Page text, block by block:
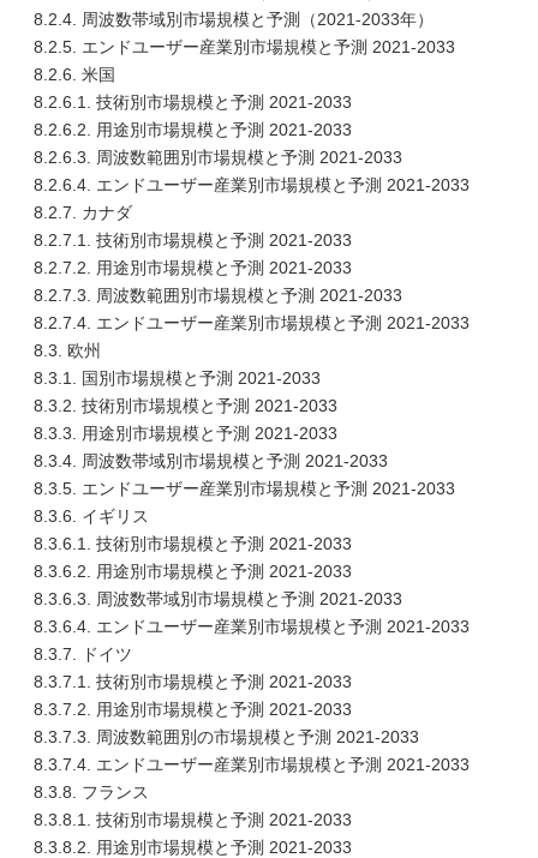
8.2.4. 周波数帯域別市場規模と予測（2021-2033年）
8.2.5. エンドユーザー産業別市場規模と予測 2021-2033
8.2.6. 米国
8.2.6.1. 技術別市場規模と予測 2021-2033
8.2.6.2. 用途別市場規模と予測 2021-2033
8.2.6.3. 周波数範囲別市場規模と予測 2021-2033
8.2.6.4. エンドユーザー産業別市場規模と予測 2021-2033
8.2.7. カナダ
8.2.7.1. 技術別市場規模と予測 2021-2033
8.2.7.2. 用途別市場規模と予測 2021-2033
8.2.7.3. 周波数範囲別市場規模と予測 2021-2033
8.2.7.4. エンドユーザー産業別市場規模と予測 2021-2033
8.3. 欧州
8.3.1. 国別市場規模と予測 2021-2033
8.3.2. 技術別市場規模と予測 2021-2033
8.3.3. 用途別市場規模と予測 2021-2033
8.3.4. 周波数帯域別市場規模と予測 2021-2033
8.3.5. エンドユーザー産業別市場規模と予測 2021-2033
8.3.6. イギリス
8.3.6.1. 技術別市場規模と予測 2021-2033
8.3.6.2. 用途別市場規模と予測 2021-2033
8.3.6.3. 周波数帯域別市場規模と予測 2021-2033
8.3.6.4. エンドユーザー産業別市場規模と予測 2021-2033
8.3.7. ドイツ
8.3.7.1. 技術別市場規模と予測 2021-2033
8.3.7.2. 用途別市場規模と予測 2021-2033
8.3.7.3. 周波数範囲別の市場規模と予測 2021-2033
8.3.7.4. エンドユーザー産業別市場規模と予測 2021-2033
8.3.8. フランス
8.3.8.1. 技術別市場規模と予測 2021-2033
8.3.8.2. 用途別市場規模と予測 2021-2033